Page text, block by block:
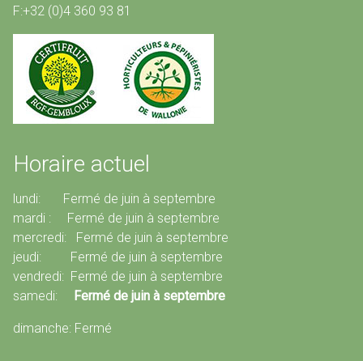
F:+32 (0)4 360 93 81
Horaire actuel
lundi: Fermé de juin à septembre
mardi : Fermé de juin à septembre
mercredi: Fermé de juin à septembre
jeudi: Fermé de juin à septembre
vendredi: Fermé de juin à septembre
samedi:
Fermé de juin à septembre
dimanche: Fermé